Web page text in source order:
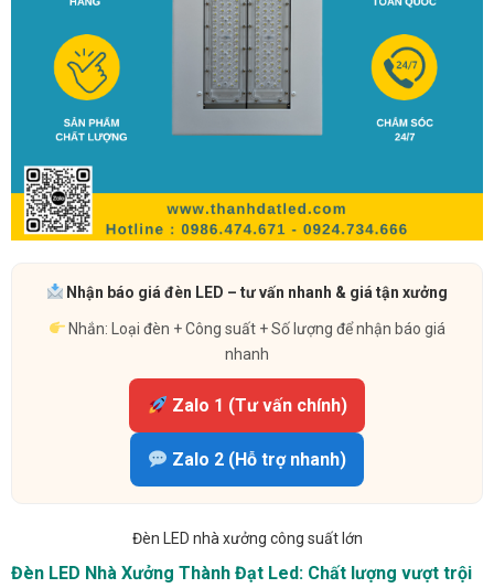
Nhận báo giá đèn LED – tư vấn nhanh & giá tận xưởng
Nhắn: Loại đèn + Công suất + Số lượng để nhận báo giá
nhanh
Zalo 1 (Tư vấn chính)
Zalo 2 (Hỗ trợ nhanh)
Đèn LED nhà xưởng công suất lớn
Đèn LED Nhà Xưởng Thành Đạt Led: Chất lượng vượt trội